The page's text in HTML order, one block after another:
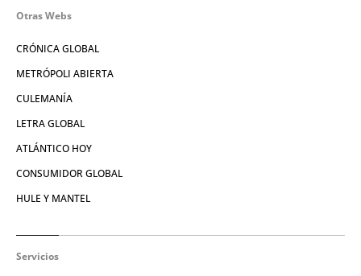
Otras Webs
CRÓNICA GLOBAL
METRÓPOLI ABIERTA
CULEMANÍA
LETRA GLOBAL
ATLÁNTICO HOY
CONSUMIDOR GLOBAL
HULE Y MANTEL
Servicios